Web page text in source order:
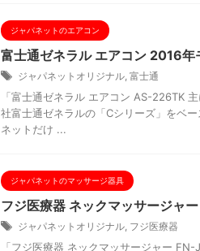
ジャパネットのエアコン
富士通ゼネラル エアコン 2016
ジャパネットオリジナル, 富士通
「富士通ゼネラル エアコン AS-226TK
社富士通ゼネラルの「Cシリーズ」をベ
ネットだけ ...
ジャパネットのマッサージ器具
フジ医療器 ネックマッサージャ
ジャパネットオリジナル, フジ医療器
「フジ医療器 ネックマッサージャー